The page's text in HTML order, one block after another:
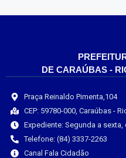
DE CARAÚBAS -
Praça Reinaldo Pimenta,104
CEP: 59780-000, Caraúbas -
Expediente: Segunda a sexta,
Telefone: (84) 3337-2263
Canal Fala Cidadão